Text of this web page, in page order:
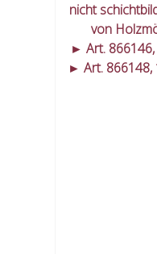
nicht
von
► Art. 866146,
► Art. 866148,